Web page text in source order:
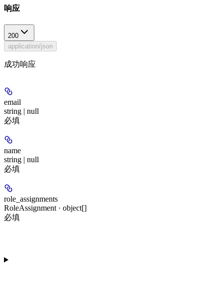
响应
200
application/json
成功响应
email
string | null
必填
name
string | null
必填
role_assignments
RoleAssignment · object[]
必填